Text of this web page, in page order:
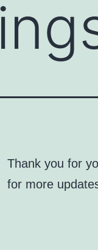
Thank you for
for more